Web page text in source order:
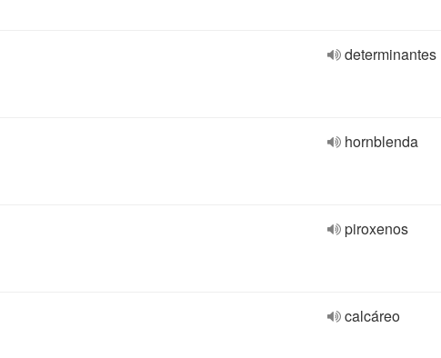
determinantes
hornblenda
piroxenos
calcáreo